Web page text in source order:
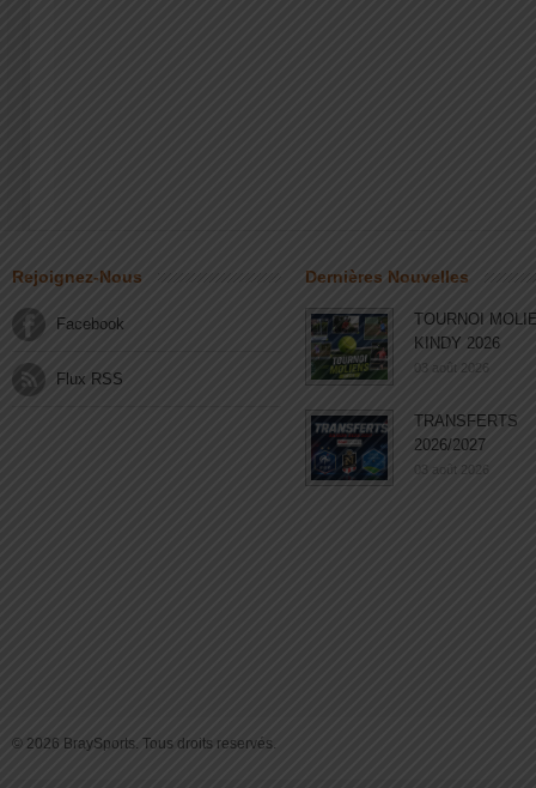
Rejoignez-Nous
Facebook
Flux RSS
Dernières Nouvelles
TOURNOI
KINDY 2026
03 août 2026
TRANSFERTS
2026/2027
03 août 2026
© 2026 BraySports. Tous droits reservés.